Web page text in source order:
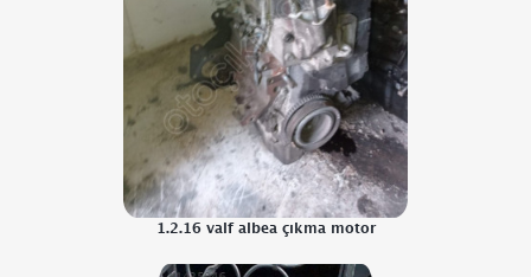
1.2.16 valf albea çıkma motor